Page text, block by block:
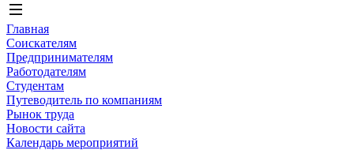
Главная
Соискателям
Предпринимателям
Работодателям
Студентам
Путеводитель по компаниям
Рынок труда
Новости сайта
Календарь мероприятий